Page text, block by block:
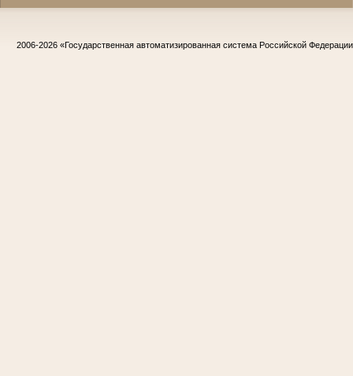
2006-2026 «Государственная автоматизированная система Российской